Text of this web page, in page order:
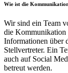
Wie ist die
Wir sind ein Team
die
Informationen über
Stellvertreter. Ein
auch auf Social
betreut werden.